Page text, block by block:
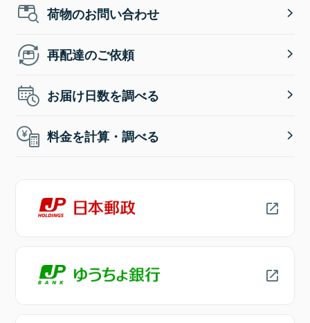
荷物のお問い合わせ
再配達のご依頼
お届け日数を調べる
料金を計算・調べる